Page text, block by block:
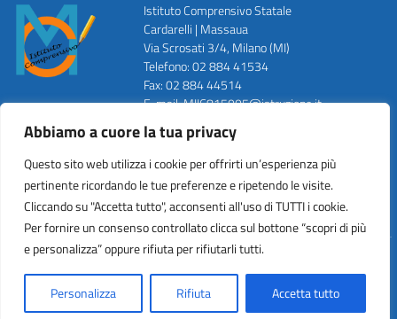
Abbiamo a cuore la tua privacy
Questo sito web utilizza i cookie per offrirti un’esperienza più
pertinente ricordando le tue preferenze e ripetendo le visite.
Cliccando su "Accetta tutto", acconsenti all'uso di TUTTI i cookie.
Per fornire un consenso controllato clicca sul bottone “scopri di più
e personalizza” oppure rifiuta per rifiutarli tutti.
Personalizza Rifiuta Accetta tutto
Istituto Comprensivo Statale
Cardarelli | Massaua
Via Scrosati 3/4, Milano (MI)
Telefono: 02 884 41534
Fax: 02 884 44514
E-mail: MIIC815005@istruzione.it
PEC: MIIC815005@pec.istruzione.it
Codice Meccanografico: MIIC815005
Codice Fiscale: 80124050156
Codice Univoco ufficio: UFZWMT